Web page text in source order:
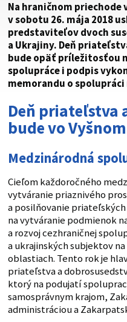
Na hraničnom priechode
v sobotu 26. mája 2018
predstaviteľov dvoch
a Ukrajiny. Deň
bude opäť príležitosťou
spolupráce i podpis
memorandu o
Deň priateľstva
bude vo
Medzinárodná
Cieľom každoročného
vytváranie priaznivého
a posilňovanie
na vytváranie podmienok
a rozvoj cezhraničnej
a ukrajinských subjektov
oblastiach. Tento rok je
priateľstva a
ktorý na podujatí
samosprávnym krajom,
administráciou a